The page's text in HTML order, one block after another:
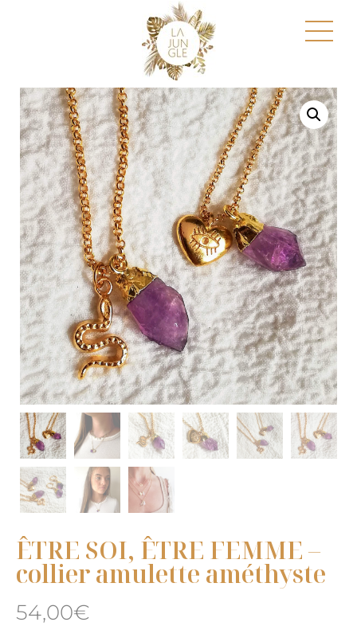
ÊTRE SOI, ÊTRE FEMME –
collier amulette améthyste
54,00€